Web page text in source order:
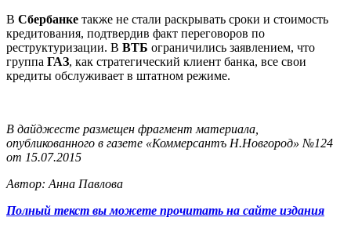
В Сбербанке также не стали раскрывать сроки и стоимость
кредитования, подтвердив факт переговоров по
реструктуризации. В ВТБ ограничились заявлением, что
группа ГАЗ, как стратегический клиент банка, все свои
кредиты обслуживает в штатном режиме.
В дайджесте размещен фрагмент материала,
опубликованного в газете «Коммерсантъ Н.Новгород» №124
от 15.07.2015
Автор: Анна Павлова
Полный текст вы можете прочитать на сайте издания